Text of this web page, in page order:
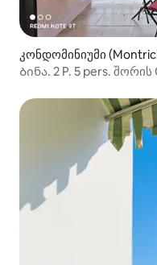
კონდომინიუმი
Ბინა. 2 P. 5 pers.